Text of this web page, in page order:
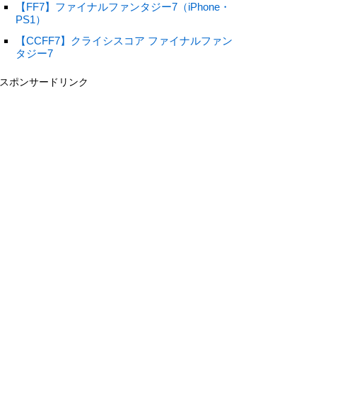
【FF7】ファイナルファンタジー7（iPhone・
PS1）
【CCFF7】クライシスコア ファイナルファン
タジー7
スポンサードリンク